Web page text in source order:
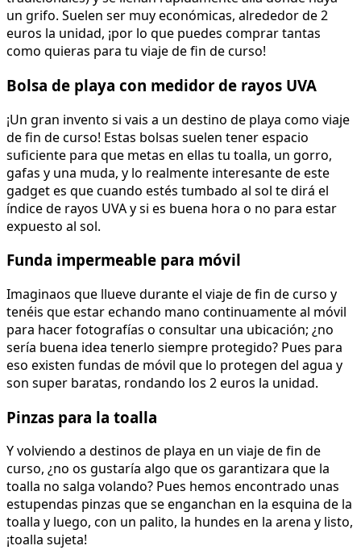
un grifo. Suelen ser muy económicas, alrededor de 2
euros la unidad, ¡por lo que puedes comprar tantas
como quieras para tu viaje de fin de curso!
Bolsa de playa con medidor de rayos UVA
¡Un gran invento si vais a un destino de playa como viaje
de fin de curso! Estas bolsas suelen tener espacio
suficiente para que metas en ellas tu toalla, un gorro,
gafas y una muda, y lo realmente interesante de este
gadget es que cuando estés tumbado al sol te dirá el
índice de rayos UVA y si es buena hora o no para estar
expuesto al sol.
Funda impermeable para móvil
Imaginaos que llueve durante el viaje de fin de curso y
tenéis que estar echando mano continuamente al móvil
para hacer fotografías o consultar una ubicación; ¿no
sería buena idea tenerlo siempre protegido? Pues para
eso existen fundas de móvil que lo protegen del agua y
son super baratas, rondando los 2 euros la unidad.
Pinzas para la toalla
Y volviendo a destinos de playa en un viaje de fin de
curso, ¿no os gustaría algo que os garantizara que la
toalla no salga volando? Pues hemos encontrado unas
estupendas pinzas que se enganchan en la esquina de la
toalla y luego, con un palito, la hundes en la arena y listo,
¡toalla sujeta!